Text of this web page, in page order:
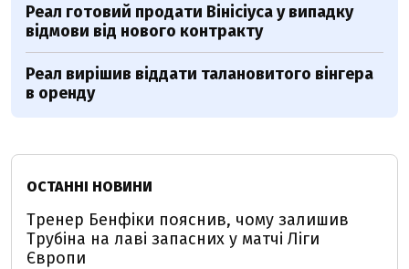
Реал готовий продати Вінісіуса у випадку
відмови від нового контракту
Реал вирішив віддати талановитого вінгера
в оренду
ОСТАННІ НОВИНИ
Тренер Бенфіки пояснив, чому залишив
Трубіна на лаві запасних у матчі Ліги
Європи